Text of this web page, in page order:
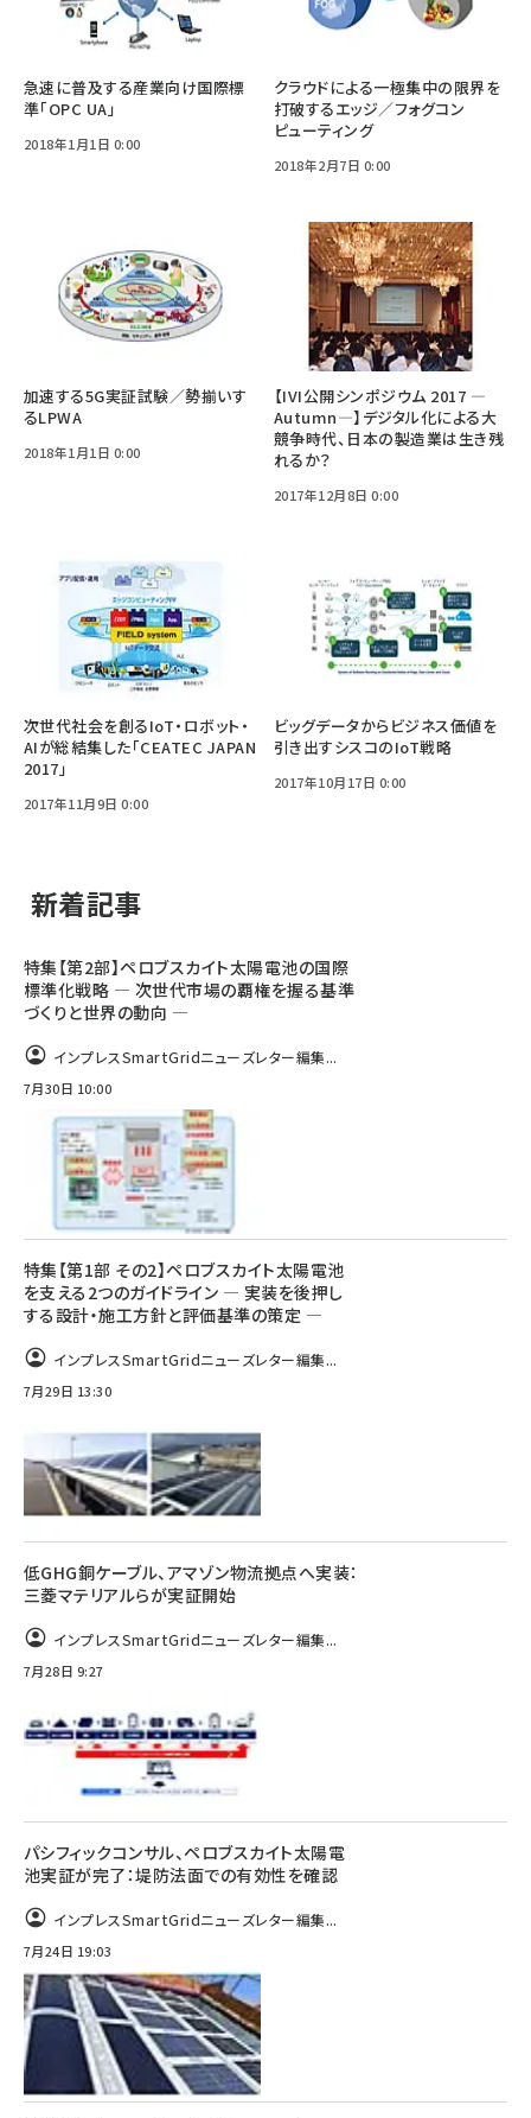
急速に普及する産業向け国際標
準「OPC UA」
2018年1月1日 0:00
クラウドによる一極集中の限界を
打破するエッジ／フォグコン
ピューティング
2018年2月7日 0:00
加速する5G実証試験／勢揃いす
るLPWA
2018年1月1日 0:00
【IVI公開シンポジウム 2017 —
Autumn—】デジタル化による大
競争時代、日本の製造業は生き残
れるか？
2017年12月8日 0:00
次世代社会を創るIoT・ロボット・
AIが総結集した「CEATEC JAPAN
2017」
2017年11月9日 0:00
ビッグデータからビジネス価値を
引き出すシスコのIoT戦略
2017年10月17日 0:00
新着記事
特集【第2部】ペロブスカイト太陽電池の国際
標準化戦略 ― 次世代市場の覇権を握る基準
づくりと世界の動向 ―
インプレスSmartGridニューズレター編集...
7月30日 10:00
特集【第1部 その2】ペロブスカイト太陽電池
を支える2つのガイドライン ― 実装を後押し
する設計・施工方針と評価基準の策定 ―
インプレスSmartGridニューズレター編集...
7月29日 13:30
低GHG銅ケーブル、アマゾン物流拠点へ実装：
三菱マテリアルらが実証開始
インプレスSmartGridニューズレター編集...
7月28日 9:27
パシフィックコンサル、ペロブスカイト太陽電
池実証が完了：堤防法面での有効性を確認
インプレスSmartGridニューズレター編集...
7月24日 19:03